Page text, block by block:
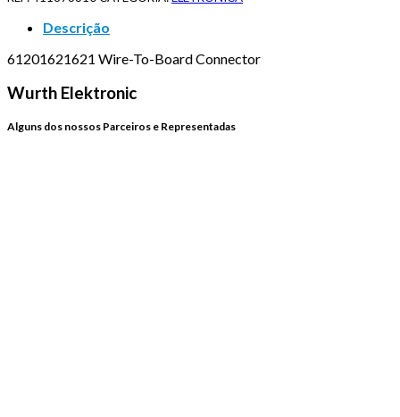
Descrição
61201621621 Wire-To-Board Connector
Wurth Elektronic
Alguns dos nossos Parceiros e Representadas